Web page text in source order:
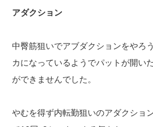
アダクション
中臀筋狙いでアブダクションをやろ
カになっているようでパットが開い
ができませんでした。
やむを得ず内転勤狙いのアダクショ